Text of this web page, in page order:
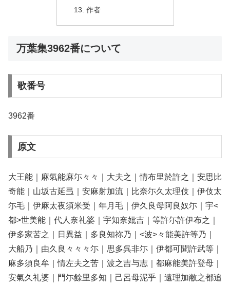
作者
万葉集3962番について
歌番号
3962番
原文
大王能｜麻氣能麻尓々々｜大夫之｜情布里於許之｜安思比
奇能｜山坂古延弖｜安麻射加流｜比奈尓久太理伎｜伊伎太
尓毛｜伊麻太夜須米受｜年月毛｜伊久良母阿良奴尓｜宇<
都>世美能｜代人奈礼婆｜宇知奈妣吉｜等許尓許伊布之｜
伊多家苦之｜日異益｜多良知祢乃｜<波>々能美許等乃｜
大船乃｜由久良々々々尓｜思多呉非尓｜伊都可聞許武等｜
麻多須良牟｜情左夫之苦｜波之吉与志｜都麻能美許登母｜
安氣久礼婆｜門尓餘里多知｜己呂母泥乎｜遠理加敝之都追